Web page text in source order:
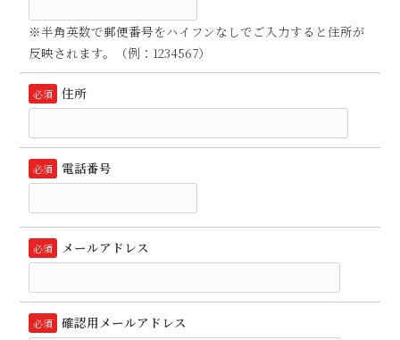
※半角英数で郵便番号をハイフンなしでご入力すると住所が
反映されます。（例：1234567）
必須 住所
必須 電話番号
必須 メールアドレス
必須 確認用メールアドレス